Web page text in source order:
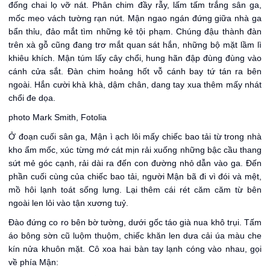
đống chai lọ vỡ nát. Phân chim đầy rẫy, lấm tấm trắng sân ga,
mốc meo vách tường rạn nứt. Mận ngao ngán đứng giữa nhà ga
bẩn thỉu, đảo mắt tìm những kẻ tội phạm. Chúng đậu thành đàn
trên xà gỗ cũng đang trơ mắt quan sát hắn, những bộ mặt lầm lì
khiêu khích. Mận túm lấy cây chổi, hung hãn đập đùng đùng vào
cánh cửa sắt. Đàn chim hoảng hốt vỗ cánh bay tứ tán ra bên
ngoài. Hắn cười khà khà, dậm chân, dang tay xua thêm mấy nhát
chổi đe dọa.
photo Mark Smith, Fotolia
Ở đoạn cuối sân ga, Mận ì ạch lôi mấy chiếc bao tải từ trong nhà
kho ẩm mốc, xúc từng mớ cát mịn rải xuống những bậc cầu thang
sứt mẻ góc cạnh, rải dài ra đến con đường nhỏ dẫn vào ga. Đến
phần cuối cùng của chiếc bao tải, người Mận bã đi vì đói và mệt,
mồ hôi lạnh toát sống lưng. Lại thêm cái rét căm căm từ bên
ngoài len lỏi vào tận xương tuỷ.
Đào đứng co ro bên bờ tường, dưới gốc táo già nua khô trụi. Tấm
áo bông sờn cũ luộm thuộm, chiếc khăn len dưa cải úa màu che
kín nửa khuôn mặt. Cô xoa hai bàn tay lạnh cóng vào nhau, gọi
về phía Mận: